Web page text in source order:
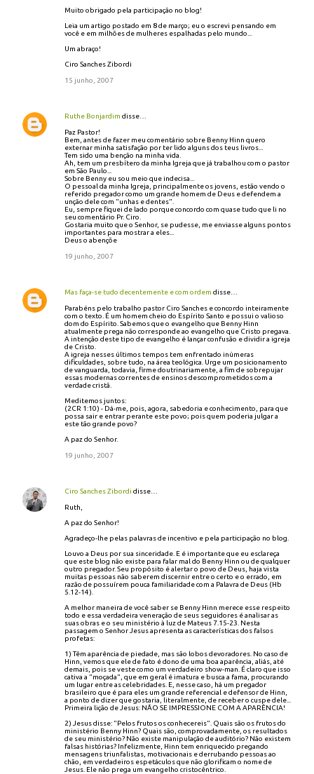
Muito obrigado pela participação no blog!
Leia um artigo postado em 8 de março; eu o escrevi pensando em
você e em milhões de mulheres espalhadas pelo mundo...
Um abraço!
Ciro Sanches Zibordi
15 junho, 2007
Ruthe Bonjardim disse…
Paz Pastor!
Bem, antes de fazer meu comentário sobre Benny Hinn quero
externar minha satisfação por ter lido alguns dos teus livros...
Tem sido uma benção na minha vida.
Ah, tem um presbítero da minha Igreja que já trabalhou com o pastor
em São Paulo...
Sobre Benny eu sou meio que indecisa...
O pessoal da minha Igreja, principalmente os jovens, estão vendo o
referido pregador como um grande homem de Deus e defendem a
unção dele com "unhas e dentes".
Eu, sempre fiquei de lado porque concordo com quase tudo que li no
seu comentário Pr. Ciro.
Gostaria muito que o Senhor, se pudesse, me enviasse alguns pontos
importantes para mostrar a eles...
Deus o abençõe
19 junho, 2007
Mas faça-se tudo decentemente e com ordem disse…
Parabéns pelo trabalho pastor Ciro Sanches e concordo inteiramente
com o texto. É um homem cheio do Espírito Santo e possui o valioso
dom do Espírito. Sabemos que o evangelho que Benny Hinn
atualmente prega não corresponde ao evangelho que Cristo pregava.
A intenção deste tipo de evangelho é lançar confusão e dividir a igreja
de Cristo.
A igreja nesses últimos tempos tem enfrentado inúmeras
dificuldades, sobre tudo, na área teológica. Urge um posicionamento
de vanguarda, todavia, firme doutrinariamente, a fim de sobrepujar
essas modernas correntes de ensinos descomprometidos com a
verdade cristã.
Meditemos juntos:
(2CR 1:10) - Dá-me, pois, agora, sabedoria e conhecimento, para que
possa sair e entrar perante este povo; pois quem poderia julgar a
este tão grande povo?
A paz do Senhor.
19 junho, 2007
Ciro Sanches Zibordi disse…
Ruth,
A paz do Senhor!
Agradeço-lhe pelas palavras de incentivo e pela participação no blog.
Louvo a Deus por sua sinceridade. E é importante que eu esclareça
que este blog não existe para falar mal do Benny Hinn ou de qualquer
outro pregador. Seu propósito é alertar o povo de Deus, haja vista
muitas pessoas não saberem discernir entre o certo e o errado, em
razão de possuírem pouca familiaridade com a Palavra de Deus (Hb
5.12-14).
A melhor maneira de você saber se Benny Hinn merece esse respeito
todo e essa verdadeira veneração de seus seguidores é analisar as
suas obras e o seu ministério à luz de Mateus 7.15-23. Nesta
passagem o Senhor Jesus apresenta as características dos falsos
profetas:
1) Têm aparência de piedade, mas são lobos devoradores. No caso de
Hinn, vemos que ele de fato é dono de uma boa aparência, aliás, até
demais, pois se veste como um verdadeiro show-man. É claro que isso
cativa a "moçada", que em geral é imatura e busca a fama, procurando
um lugar entre as celebridades. E, nesse caso, há um pregador
brasileiro que é para eles um grande referencial e defensor de Hinn,
a ponto de dizer que gostaria, literalmente, de receber o cuspe dele...
Primeira lição de Jesus: NÃO SE IMPRESSIONE COM A APARÊNCIA!
2) Jesus disse: "Pelos frutos os conhecereis". Quais são os frutos do
ministério Benny Hinn? Quais são, comprovadamente, os resultados
de seu ministério? Não existe manipulação de auditório? Não existem
falsas histórias? Infelizmente, Hinn tem enriquecido pregando
mensagens triunfalistas, motivacionais e derrubando pessoas ao
chão, em verdadeiros espetáculos que não glorificam o nome de
Jesus. Ele não prega um evangelho cristocêntrico.